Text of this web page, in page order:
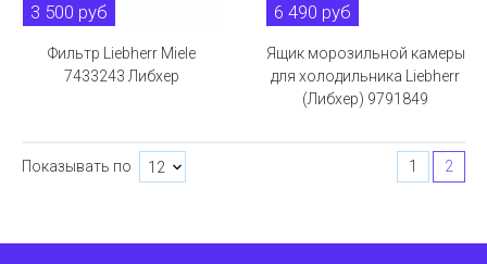
3 500 руб
Фильтр Liebherr Miele
7433243 Либхер
6 490 руб
Ящик морозильной камеры
для холодильника Liebherr
(Либхер) 9791849
Показывать по 1 2